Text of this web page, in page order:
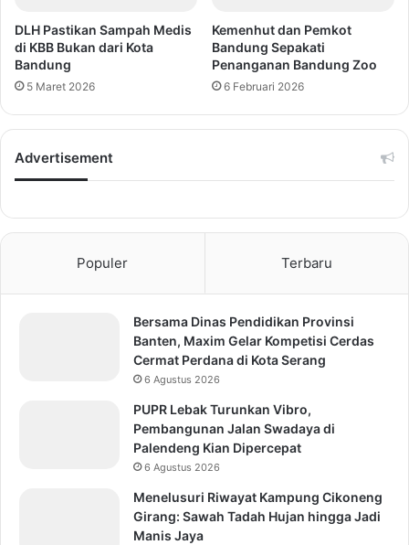
DLH Pastikan Sampah Medis
di KBB Bukan dari Kota
Bandung
5 Maret 2026
Kemenhut dan Pemkot
Bandung Sepakati
Penanganan Bandung Zoo
6 Februari 2026
Advertisement
Populer Terbaru
Bersama Dinas Pendidikan Provinsi
Banten, Maxim Gelar Kompetisi Cerdas
Cermat Perdana di Kota Serang
6 Agustus 2026
PUPR Lebak Turunkan Vibro,
Pembangunan Jalan Swadaya di
Palendeng Kian Dipercepat
6 Agustus 2026
Menelusuri Riwayat Kampung Cikoneng
Girang: Sawah Tadah Hujan hingga Jadi
Manis Jaya